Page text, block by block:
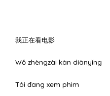
我正在看电影
Wǒ zhèngzài kàn diànyǐng
Tôi đang xem phim